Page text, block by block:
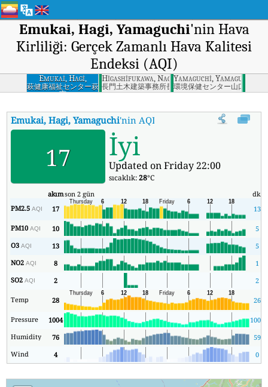
Emukai, Hagi, Yamaguchi'nin Hava
Kirliliği: Gerçek Zamanlı Hava Kalitesi
Endeksi (AQI)
Emukai, Hagi,
Yamaguchi
萩健康福祉センター萩
市
Higashifukawa, Nagato, Yamaguchi
長門土木建築事務所長門市
Yamaguchi, Yamaguchi
環境保健センター山口市
Emukai, Hagi, Yamaguchi'nin AQI'si Emukai, Hagi,
17 İyi
Updated on Friday 22:00
sıcaklık:28°C
akımson 2 gün dk.
PM2.5AQI 17 13
PM10AQI 10
5
O3AQI 13
5
NO2AQI 8
1
SO2AQI 2 2
Temp 28 26
Pressure 1004 1002
Humidity
76
59
Wind
4 0